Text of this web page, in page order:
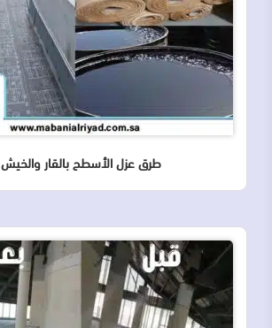
طرق عزل الأسطح بالقار والخيش